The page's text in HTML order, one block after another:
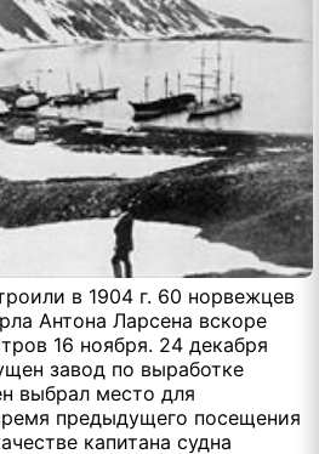
в 1904 г. 60 норвежцев
Антона Ларсена вскоре
16 ноября. 24 декабря
завод по выработке
выбрал место для
предыдущего посещения
капитана судна